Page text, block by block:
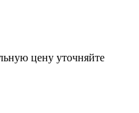
цену уточняйте